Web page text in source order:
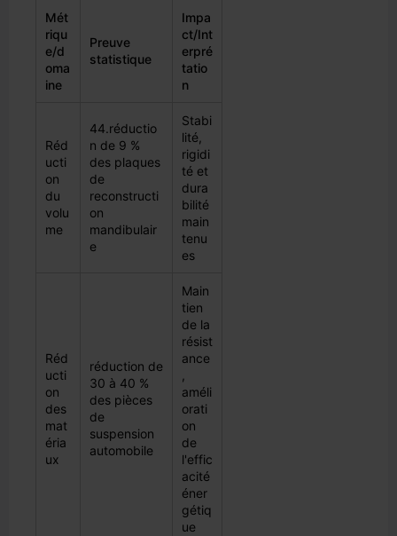
Mét
riqu
e/d
oma
ine
Preuve
statistique
Impa
ct/Int
erpré
tatio
n
Réd
ucti
on
du
volu
me
44.réductio
n de 9 %
des plaques
de
reconstructi
on
mandibulair
e
Stabi
lité,
rigidi
té et
dura
bilité
main
tenu
es
Réd
ucti
on
des
mat
éria
ux
réduction de
30 à 40 %
des pièces
de
suspension
automobile
Main
tien
de la
résist
ance
,
améli
orati
on
de
l'effic
acité
éner
gétiq
ue